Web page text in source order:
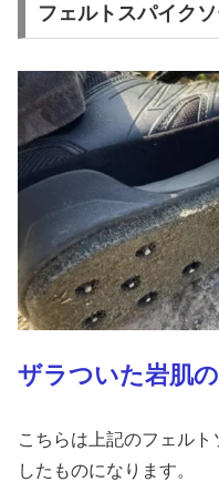
フェルトスパイク
ザラついた岩肌
こちらは上記のフェル
したものになります。